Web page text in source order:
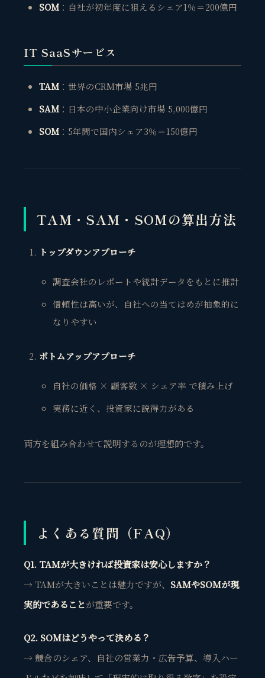
SOM：自社が初年度に狙えるシェア1％＝200億円
IT SaaSサービス
TAM：世界のCRM市場 5兆円
SAM：日本の中小企業向け市場 5,000億円
SOM：5年間で国内シェア3％＝150億円
TAM・SAM・SOMの算出方法
トップダウンアプローチ
調査会社のレポートや統計データをもとに推計
信頼性は高いが、自社への当てはめが抽象的に
なりやすい
ボトムアップアプローチ
自社の価格 × 顧客数 × シェア率 で積み上げ
実務に近く、投資家に説得力がある
両方を組み合わせて説明するのが理想的です。
よくある質問（FAQ）
Q1. TAMが大きければ投資家は安心しますか？
→ TAMが大きいことは魅力ですが、 SAMやSOMが現
実的であることが重要です。
Q2. SOMはどうやって決める？
→ 競合のシェア、自社の営業力・広告予算、導入ハー